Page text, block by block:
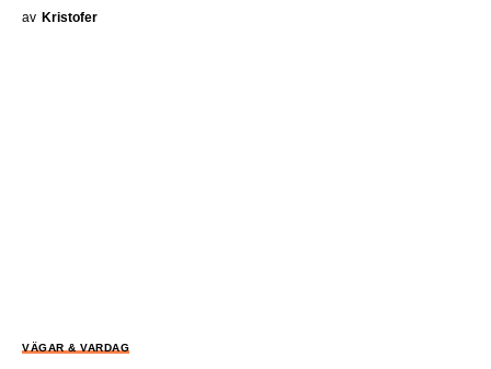
av Kristofer
VÄGAR & VARDAG